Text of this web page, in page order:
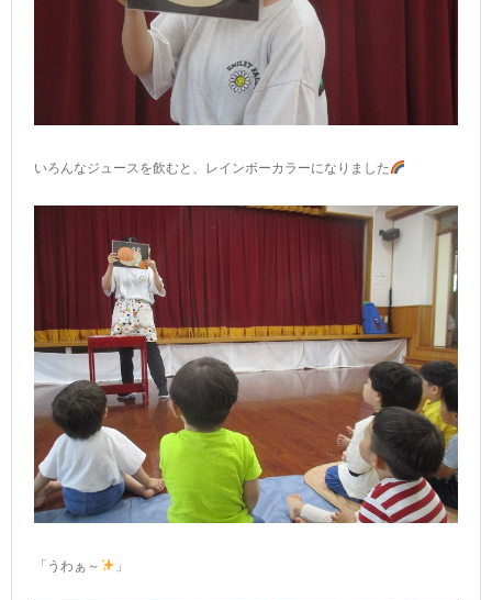
いろんなジュースを飲むと、レインボーカラーになりました
「うわぁ～ 」